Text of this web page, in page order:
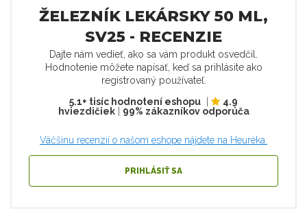
ŽELEZNÍK LEKÁRSKY 50 ML,
SV25 - RECENZIE
Dajte nám vedieť, ako sa vám produkt osvedčil.
Hodnotenie môžete napísať, keď sa prihlásite ako
registrovaný používateľ.
5.1+ tisíc hodnotení eshopu
4.9
hviezdičiek| 99% zákazníkov odporúča
Väčšinu recenzií o našom eshope nájdete na Heuréka.
PRIHLÁSIŤ SA